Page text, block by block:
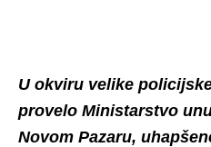
U okviru velike
provelo Ministarstvo
Novom Pazaru,